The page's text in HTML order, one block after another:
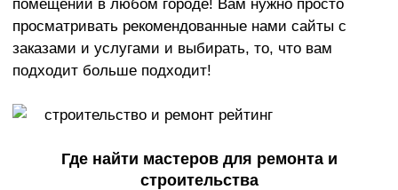
помещений в любом городе! Вам нужно просто
просматривать рекомендованные нами сайты с
заказами и услугами и выбирать, то, что вам
подходит больше подходит!
Где найти мастеров для ремонта и
строительства